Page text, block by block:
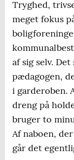
Tryghed,
meget fokus
af sig selv.
pædagogen,
i garderoben.
dreng på
bruger to
Af naboen,
går det